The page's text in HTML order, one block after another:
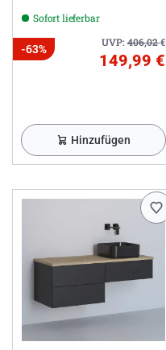
Sofort lieferbar
UVP:406,02€
-63%
149,99 €
Hinzufügen